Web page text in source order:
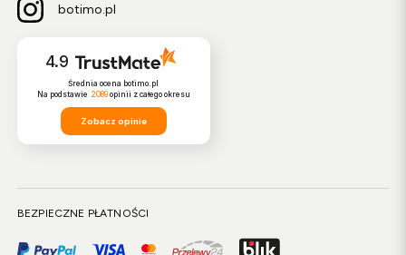
botimo.pl
4.9
Średnia ocena botimo.pl
Na podstawie 2089opinii z całego okresu
Zobacz opinie
BEZPIECZNE PŁATNOŚCI